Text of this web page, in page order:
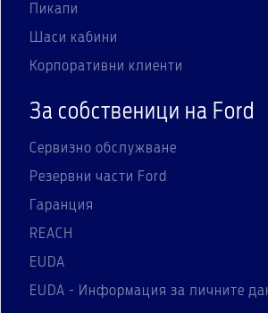
Пикапи
Шаси кабини
Корпоративни клиенти
За собственици на Ford
Сервизно обслужване
Резервни части Ford
Гаранция
REACH
EUDA
EUDA - Информация за личните